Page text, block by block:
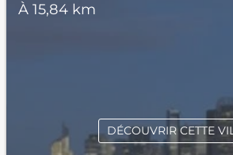
À 15,84 km
DÉCOUVRIR CETTE